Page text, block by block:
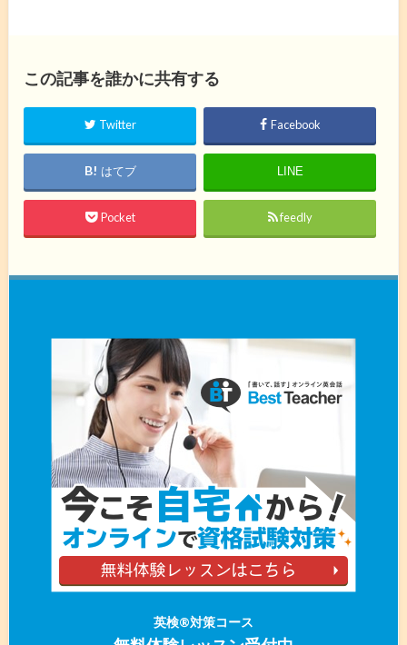
この記事を誰かに共有する
Twitter Facebook
はてブ LINE
Pocket feedly
英検®️対策コース